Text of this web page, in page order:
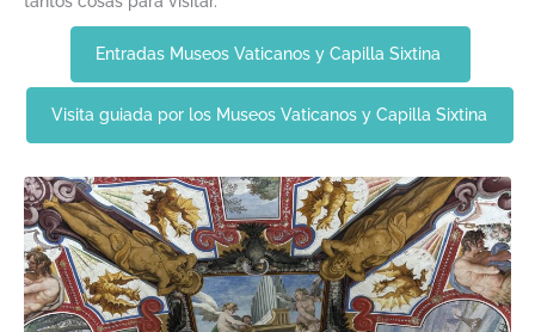
Entradas Museos Vaticanos y Capilla Sixtina
Visita guiada por los Museos Vaticanos y Capilla Sixtina